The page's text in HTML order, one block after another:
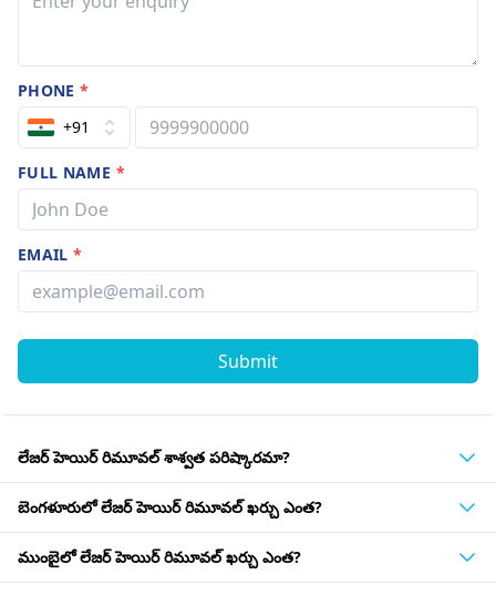
PHONE*
+91
FULL NAME *
EMAIL*
Submit
లేజర్ హెయిర్ రిమూవల్ శాశ్వత పరిష్కారమా?
బెంగళూరులో లేజర్ హెయిర్ రిమూవల్ ఖర్చు ఎంత?
ముంబైలో లేజర్ హెయిర్ రిమూవల్ ఖర్చు ఎంత?